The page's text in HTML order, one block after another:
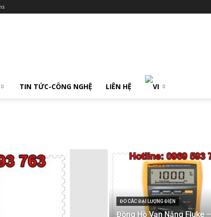
TIN TỨC-CÔNG NGHỆ LIÊN HỆ
ĐO CÁC ĐẠI LƯỢNG ĐIỆN
Đồng Hồ Vạn Năng Fluke –